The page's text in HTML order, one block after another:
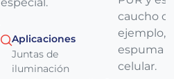
Aplicaciones
Juntas de
iluminación
caucho
ejemplo,
espuma
celular.